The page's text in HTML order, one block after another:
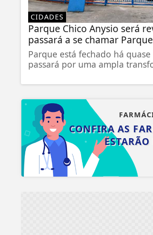
CIDADES
Parque Chico Anysio será
passará a se chamar
Parque está fechado há quase
passará por uma ampla
CONFIRA AS